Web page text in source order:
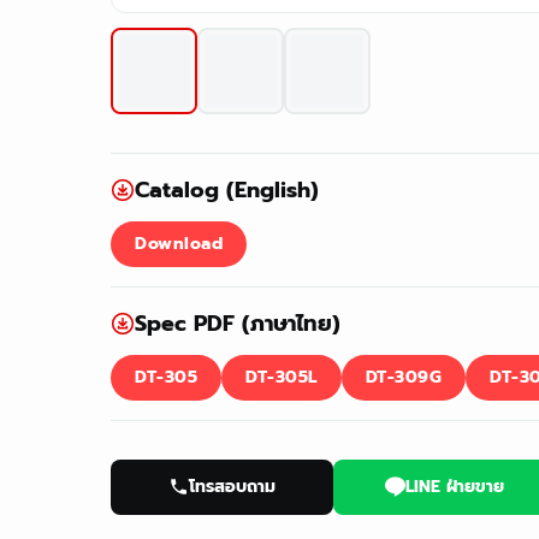
Catalog (English)
Download
Spec PDF (ภาษาไทย)
DT-305 DT-305L DT-309G DT-
โทรสอบถาม LINE ฝ่ายขาย